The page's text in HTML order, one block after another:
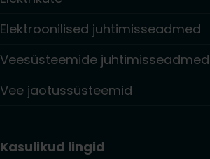
Elektroonilised juhtimisseadmed
Veesüsteemide
Vee jaotussüsteemid
Kasulikud lingid